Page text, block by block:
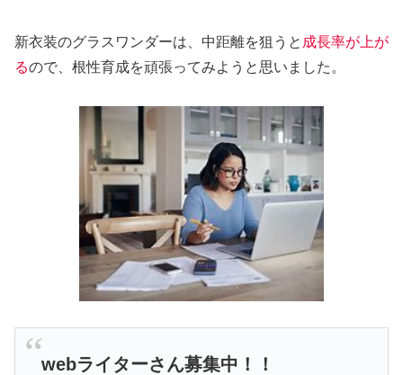
新衣装のグラスワンダーは、中距離を狙うと 成長率が上が
るので、根性育成を頑張ってみようと思いました。
webライターさん募集中！！